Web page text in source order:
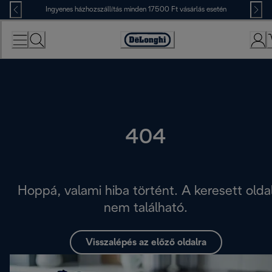
Skip
to
Content
Ingyenes házhozszállítás minden 17500 Ft vásárlás esetén
Accessibility
Statement
404
Hoppá, valami hiba történt. A keresett
nem található.
Visszalépés az előző oldalra